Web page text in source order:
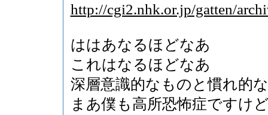
http://cgi2.nhk.or.jp/gatten/
ははあなるほどなあ
これはなるほどなあ
深層意識的なものと慣れ的
まあ僕も高所恐怖症ですけ